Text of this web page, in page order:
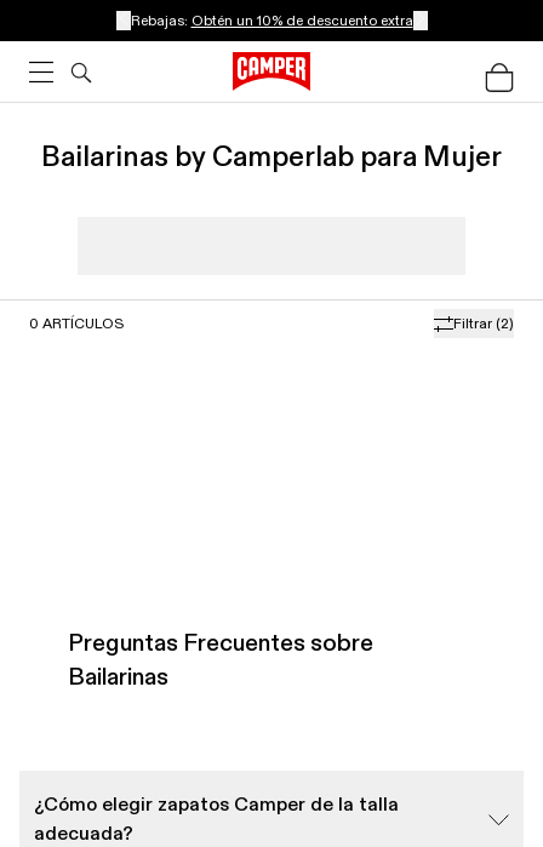
Rebajas: Obtén un 10% de descuento extra
Bailarinas by Camperlab para Mujer
Filtrar (2)
0 ARTÍCULOS
Preguntas Frecuentes sobre
Bailarinas
¿Cómo elegir zapatos Camper de la talla
adecuada?